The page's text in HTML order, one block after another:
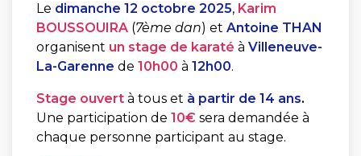
Le dimanche 12 octobre 2025, Karim
BOUSSOUIRA (7ème dan) et Antoine THAN
organisent un stage de karaté à Villeneuve-
La-Garenne de 10h00 à 12h00.
Stage ouvert à tous et à partir de 14 ans.
Une participation de 10€ sera demandée à
chaque personne participant au stage.